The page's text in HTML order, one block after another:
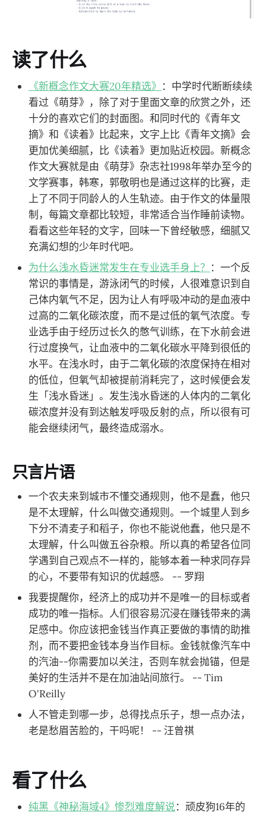
读了什么
《新概念作文大赛20年精选》 ：中学时代断断续续
看过《萌芽》，除了对于里面文章的欣赏之外，还
十分的喜欢它们的封面图。和同时代的《青年文
摘》和《读着》比起来，文字上比《青年文摘》会
更加优美细腻，比《读着》更加贴近校园。新概念
作文大赛就是由《萌芽》杂志社1998年举办至今的
文学赛事，韩寒，郭敬明也是通过这样的比赛，走
上了不同于同龄人的人生轨迹。由于作文的体量限
制，每篇文章都比较短，非常适合当作睡前读物。
看看这些年轻的文字，回味一下曾经敏感，细腻又
充满幻想的少年时代吧。
为什么浅水昏迷常发生在专业选手身上？ ：一个反
常识的事情是，游泳闭气的时候，人很难意识到自
己体内氧气不足，因为让人有呼吸冲动的是血液中
过高的二氧化碳浓度，而不是过低的氧气浓度。专
业选手由于经历过长久的憋气训练，在下水前会进
行过度换气，让血液中的二氧化碳水平降到很低的
水平。在浅水时，由于二氧化碳的浓度保持在相对
的低位，但氧气却被提前消耗完了，这时候便会发
生「浅水昏迷」。发生浅水昏迷的人体内的二氧化
碳浓度并没有到达触发呼吸反射的点，所以很有可
能会继续闭气，最终造成溺水。
只言片语
一个农夫来到城市不懂交通规则，他不是蠢，他只
是不太理解，什么叫做交通规则。一个城里人到乡
下分不清麦子和稻子，你也不能说他蠢，他只是不
太理解，什么叫做五谷杂粮。所以真的希望各位同
学遇到自己观点不一样的，能够本着一种求同存异
的心，不要带有知识的优越感。 -- 罗翔
我要提醒你，经济上的成功并不是唯一的目标或者
成功的唯一指标。人们很容易沉浸在赚钱带来的满
足感中。你应该把金钱当作真正要做的事情的助推
剂，而不要把金钱本身当作目标。金钱就像汽车中
的汽油--你需要加以关注，否则车就会抛锚，但是
美好的生活并不是在加油站间旅行。 -- Tim
O'Reilly
人不管走到哪一步，总得找点乐子，想一点办法，
老是愁眉苦脸的，干吗呢！ -- 汪曾祺
看了什么
纯黑《神秘海域4》惨烈难度解说：顽皮狗16年的